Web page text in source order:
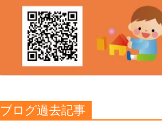
ブログ過去記事